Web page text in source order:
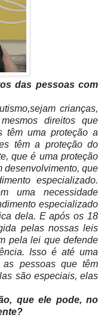
das pessoas com
crianças,
direitos que
têm uma proteção a
têm a proteção do
que é uma proteção
desenvolvimento, que
especializado.
uma necessidade
especializado
dela. E após os 18
pelas nossas leis
pela lei que defende
Isso é até uma
pessoas que têm
são especiais, elas
que ele pode, no